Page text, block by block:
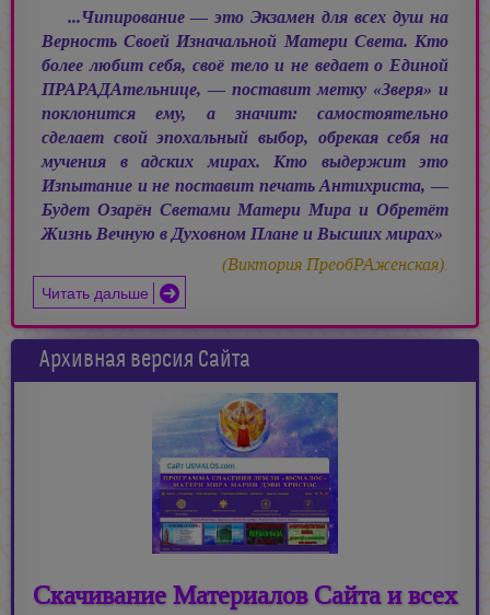
...Чипирование — это Экзамен для всех душ на
Верность Своей Изначальной Матери Света. Кто
более любит себя, своё тело и не ведает о Единой
ПРАРАДАтельнице, — поставит метку «Зверя» и
поклонится ему, а значит: самостоятельно
сделает свой эпохальный выбор, обрекая себя на
мучения в адских мирах. Кто выдержит это
Изпытание и не поставит печать Антихриста, —
Будет Озарён Светами Матери Мира и Обретёт
Жизнь Вечную в Духовном Плане и Высших мирах»
(Виктория ПреобРАженская).
Читать дальше
Архивная версия Сайта
Скачивание Материалов Сайта и всех